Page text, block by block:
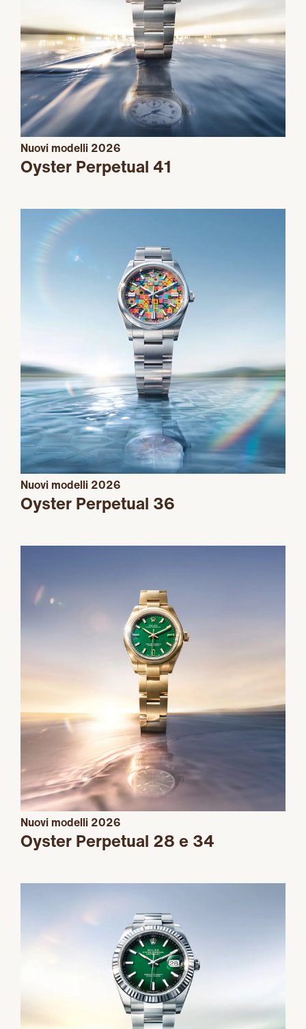
Nuovi modelli 2026
Oyster Perpetual 41
Nuovi modelli 2026
Oyster Perpetual 36
Nuovi modelli 2026
Oyster Perpetual 28 e 34